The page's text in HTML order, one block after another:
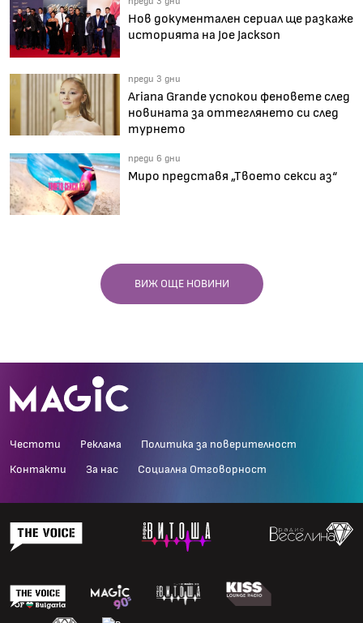
Нов документален сериал ще разкаже
историята на Joe Jackson
преди 3 дни
Ariana Grande успокои феновете след
новината за оттеглянето си след
турнето
преди 6 дни
Миро представя „Твоето секси аз“
ВИЖ ОЩЕ НОВИНИ
Честоти Реклама Политика за поверителност
Контакти За нас Социална Отговорност